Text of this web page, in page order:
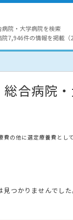
院・大学病院を検索
7,946件の情報を掲載（
合病院
の他に選定療養費とし
つかりませんでした